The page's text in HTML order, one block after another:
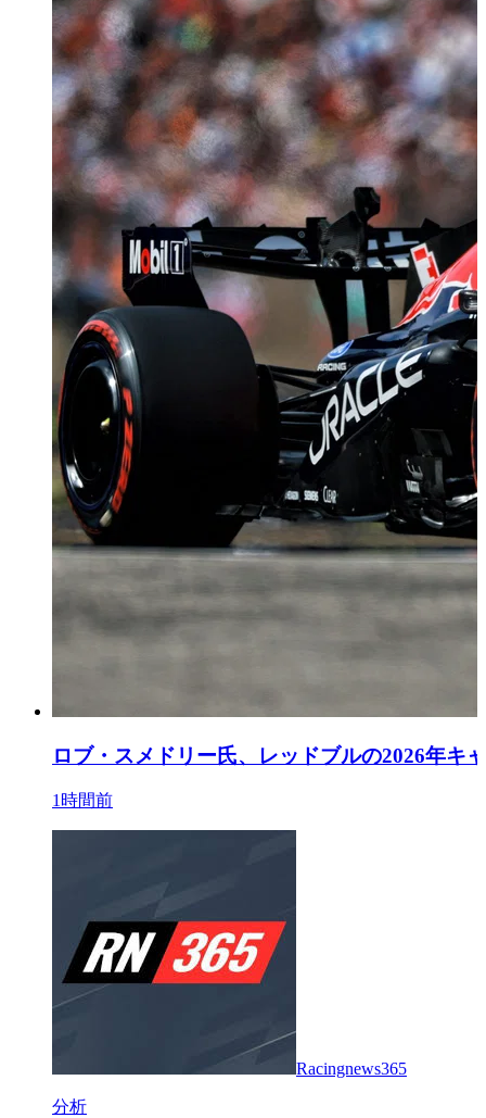
ロブ・スメドリー氏、レッドブルの2026年キ
1時間前
Racingnews365
分析